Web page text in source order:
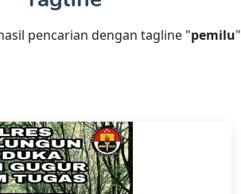
pencarian dengan tagline "pemilu"